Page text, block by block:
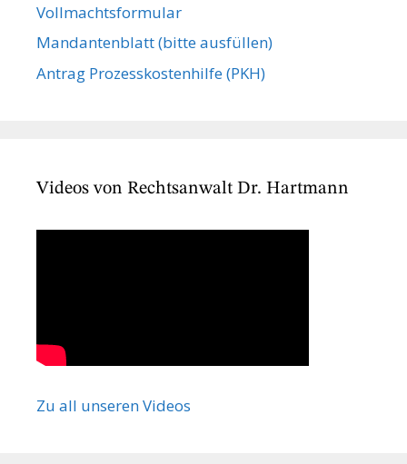
Vollmachts­formular
Mandanten­blatt (bitte ausfüllen)
Antrag Prozesskostenhilfe (PKH)
Videos von Rechtsanwalt Dr. Hartmann
Zu all unseren Videos